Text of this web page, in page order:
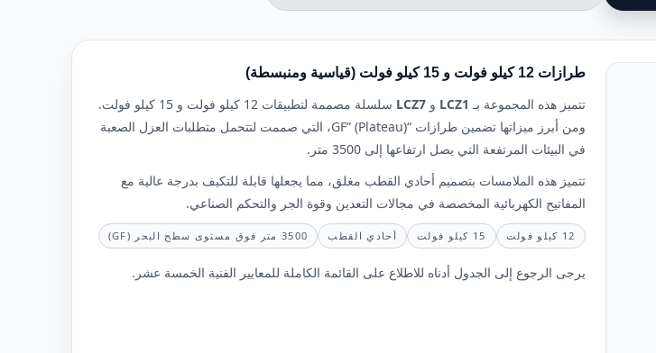
طرازات 12 كيلو فولت و 15 كيلو فولت (قياسية ومنبسطة)
تتميز هذه المجموعة بـ LCZ1 وLCZ7
سلسلة مصممة لتطبيقات 12 كيلو فولت و 15 كيلو فولت.
ومن أبرز ميزاتها تضمين طرازات “GF” (Plateau)، التي صممت لتتحمل متطلبات العزل الصعبة
في البيئات المرتفعة التي يصل ارتفاعها إلى 3500 متر.
تتميز هذه الملامسات بتصميم أحادي القطب مغلق، مما يجعلها قابلة للتكيف بدرجة عالية مع
المفاتيح الكهربائية المخصصة في مجالات التعدين وقوة الجر والتحكم الصناعي.
12 كيلو فولت 15 كيلو فولت أحادي القطب 3500 متر فوق مستوى سطح البحر (GF)
يرجى الرجوع إلى الجدول أدناه للاطلاع على القائمة الكاملة للمعايير الفنية الخمسة عشر.